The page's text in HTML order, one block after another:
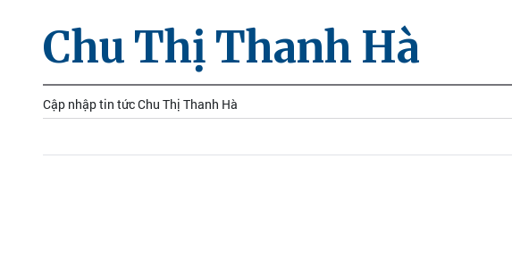
Chu Thị Thanh Hà
Cập nhập tin tức Chu Thị Thanh Hà